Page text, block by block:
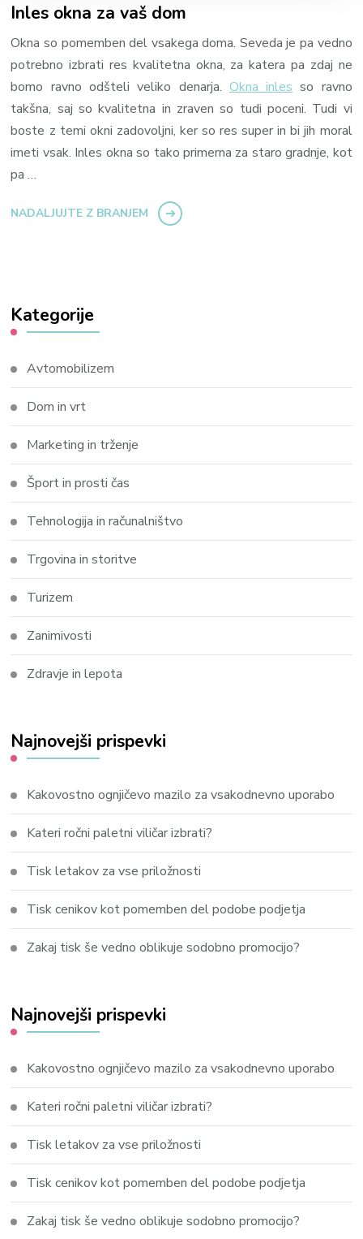
Inles okna za vaš dom
Okna so pomemben del vsakega doma. Seveda je pa vedno
potrebno izbrati res kvalitetna okna, za katera pa zdaj ne
bomo ravno odšteli veliko denarja.Okna inles so ravno
takšna, saj so kvalitetna in zraven so tudi poceni. Tudi vi
boste z temi okni zadovoljni, ker so res super in bi jih moral
imeti vsak. Inles okna so tako primerna za staro gradnje, kot
pa …
NADALJUJTE Z BRANJEM
Kategorije
Avtomobilizem
Dom in vrt
Marketing in trženje
Šport in prosti čas
Tehnologija in računalništvo
Trgovina in storitve
Turizem
Zanimivosti
Zdravje in lepota
Najnovejši prispevki
Kakovostno ognjičevo mazilo za vsakodnevno uporabo
Kateri ročni paletni viličar izbrati?
Tisk letakov za vse priložnosti
Tisk cenikov kot pomemben del podobe podjetja
Zakaj tisk še vedno oblikuje sodobno promocijo?
Najnovejši prispevki
Kakovostno ognjičevo mazilo za vsakodnevno uporabo
Kateri ročni paletni viličar izbrati?
Tisk letakov za vse priložnosti
Tisk cenikov kot pomemben del podobe podjetja
Zakaj tisk še vedno oblikuje sodobno promocijo?